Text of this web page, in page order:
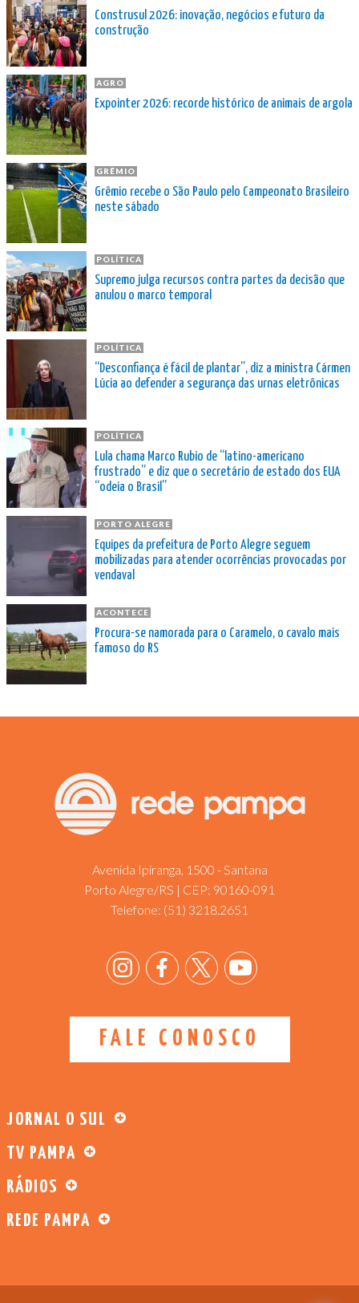
Construsul 2026: inovação, negócios e futuro da
construção
AGRO
Expointer 2026: recorde histórico de animais de argola
GRÊMIO
Grêmio recebe o São Paulo pelo Campeonato Brasileiro
neste sábado
POLÍTICA
Supremo julga recursos contra partes da decisão que
anulou o marco temporal
POLÍTICA
“Desconfiança é fácil de plantar”, diz a ministra Cármen
Lúcia ao defender a segurança das urnas eletrônicas
POLÍTICA
Lula chama Marco Rubio de “latino-americano
frustrado” e diz que o secretário de estado dos EUA
“odeia o Brasil”
PORTO ALEGRE
Equipes da prefeitura de Porto Alegre seguem
mobilizadas para atender ocorrências provocadas por
vendaval
ACONTECE
Procura-se namorada para o Caramelo, o cavalo mais
famoso do RS
Avenida Ipiranga, 1500 - Santana
Porto Alegre/RS | CEP: 90160-091
Telefone: (51) 3218.2651
FALE CONOSCO
JORNAL O SUL
TV PAMPA
RÁDIOS
REDE PAMPA